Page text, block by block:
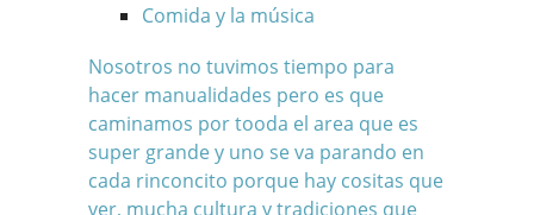
Comida y la música
Nosotros no tuvimos tiempo para
hacer manualidades pero es que
caminamos por tooda el area que es
super grande y uno se va parando en
cada rinconcito porque hay cositas que
ver, mucha cultura y tradiciones que